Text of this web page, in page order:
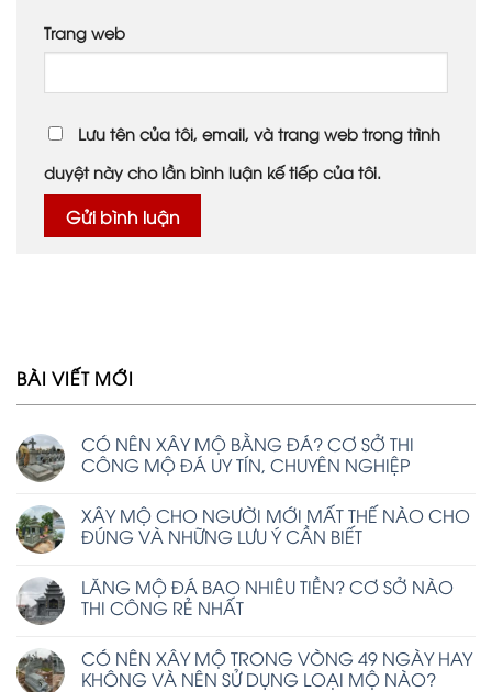
Trang web
Lưu tên của tôi, email, và trang web trong trình
duyệt này cho lần bình luận kế tiếp của tôi.
BÀI VIẾT MỚI
CÓ NÊN XÂY MỘ BẰNG ĐÁ? CƠ SỞ THI
CÔNG MỘ ĐÁ UY TÍN, CHUYÊN NGHIỆP
XÂY MỘ CHO NGƯỜI MỚI MẤT THẾ NÀO CHO
ĐÚNG VÀ NHỮNG LƯU Ý CẦN BIẾT
LĂNG MỘ ĐÁ BAO NHIÊU TIỀN? CƠ SỞ NÀO
THI CÔNG RẺ NHẤT
CÓ NÊN XÂY MỘ TRONG VÒNG 49 NGÀY HAY
KHÔNG VÀ NÊN SỬ DỤNG LOẠI MỘ NÀO?